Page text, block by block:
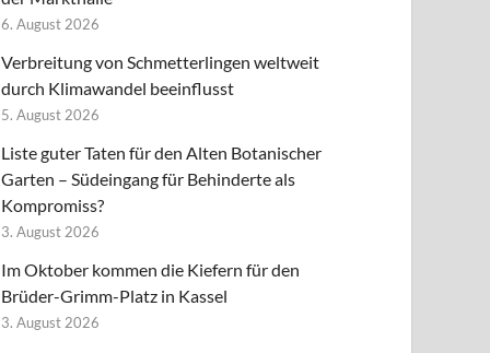
6. August 2026
Verbreitung von Schmetterlingen weltweit
durch Klimawandel beeinflusst
5. August 2026
Liste guter Taten für den Alten Botanischer
Garten – Südeingang für Behinderte als
Kompromiss?
3. August 2026
Im Oktober kommen die Kiefern für den
Brüder-Grimm-Platz in Kassel
3. August 2026